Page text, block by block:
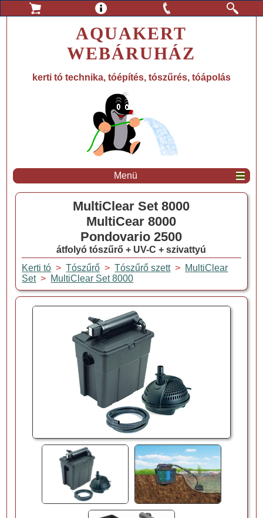
AQUAKERT
WEBÁRUHÁZ
kerti tó technika, tóépítés, tószűrés, tóápolás
Menü
MultiClear Set 8000
MultiCear 8000
Pondovario 2500
átfolyó tószűrő + UV-C + szivattyú
Kerti tó >Tószűrő >Tószűrő szett> MultiClear
Set> MultiClear Set 8000